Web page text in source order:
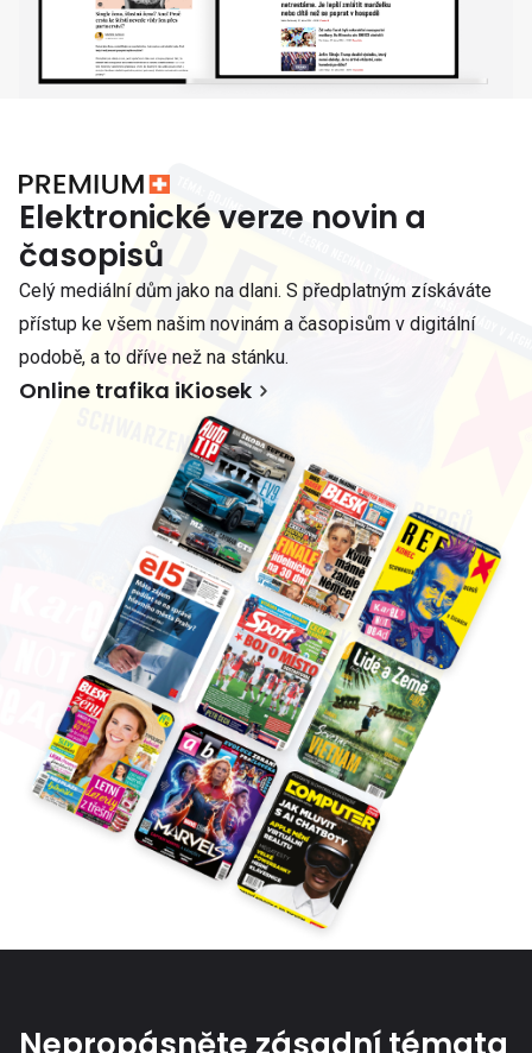
Elektronické verze novin a
časopisů
Celý mediální dům jako na dlani. S předplatným získáváte
přístup ke všem našim novinám a časopisům v digitální
podobě, a to dříve než na stánku.
Online trafika iKiosek